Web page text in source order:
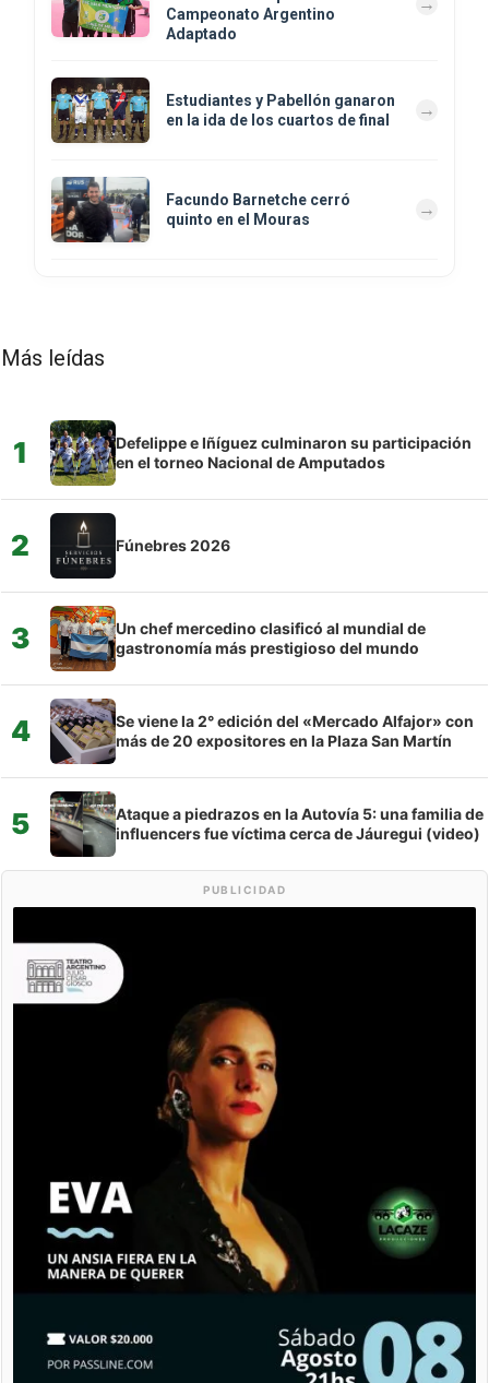
Campeonato Argentino
Adaptado
Estudiantes y Pabellón ganaron
en la ida de los cuartos de final
Facundo Barnetche cerró
quinto en el Mouras
Más leídas
1
Defelippe e Iñíguez culminaron su participación
en el torneo Nacional de Amputados
2 Fúnebres 2026
3
Un chef mercedino clasificó al mundial de
gastronomía más prestigioso del mundo
4
Se viene la 2° edición del «Mercado Alfajor» con
más de 20 expositores en la Plaza San Martín
5
Ataque a piedrazos en la Autovía 5: una familia de
influencers fue víctima cerca de Jáuregui (video)
PUBLICIDAD